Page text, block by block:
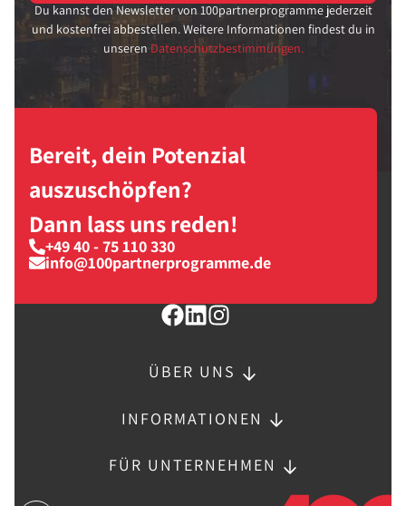
Du kannst den Newsletter von 100partnerprogramme jederzeit
und kostenfrei abbestellen. Weitere Informationen findest du in
unseren Datenschutzbestimmungen.
Bereit, dein Potenzial
auszuschöpfen?
Dann lass uns reden!
+49 40 - 75 110 330
info@100partnerprogramme.de
ÜBER UNS
INFORMATIONEN
FÜR UNTERNEHMEN